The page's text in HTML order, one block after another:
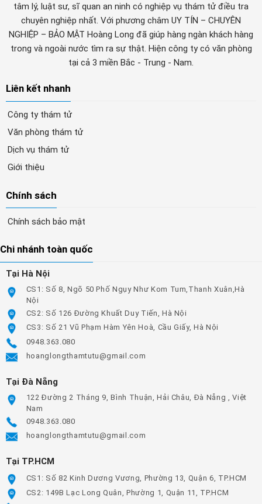
tâm lý, luật sư, sĩ quan an ninh có nghiệp vụ thám tử điều tra
chuyên nghiệp nhất. Với phương châm UY TÍN – CHUYÊN
NGHIỆP – BẢO MẬT Hoàng Long đã giúp hàng ngàn khách hàng
trong và ngoài nước tìm ra sự thật. Hiện công ty có văn phòng
tại cả 3 miền Bắc - Trung - Nam.
Liên kết nhanh
Công ty thám tử
Văn phòng thám tử
Dịch vụ thám tử
Giới thiệu
Chính sách
Chính sách bảo mật
Chi nhánh toàn quốc
Tại Hà Nội
CS1: Số 8, Ngõ 50 Phố Ngụy Như Kom Tum,Thanh Xuân,Hà
Nội
CS2: Số 126 Đường Khuất Duy Tiến, Hà Nội
CS3: Số 21 Vũ Phạm Hàm Yên Hoà, Cầu Giấy, Hà Nội
0948.363.080
hoanglongthamtutu@gmail.com
Tại Đà Nẵng
122 Đường 2 Tháng 9, Bình Thuận, Hải Châu, Đà Nẵng , Việt
Nam
0948.363.080
hoanglongthamtutu@gmail.com
Tại TP.HCM
CS1: Số 82 Kinh Dương Vương, Phường 13, Quận 6, TP.HCM
CS2: 149B Lạc Long Quân, Phường 1, Quận 11, TP.HCM